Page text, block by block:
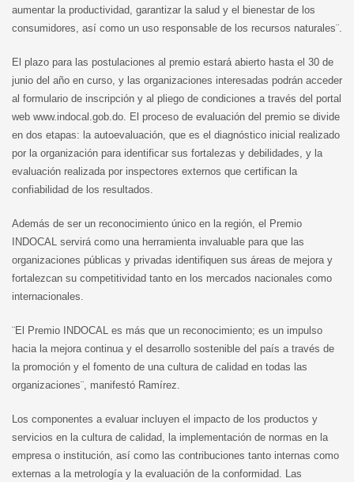
aumentar la productividad, garantizar la salud y el bienestar de los
consumidores, así como un uso responsable de los recursos naturales¨.
El plazo para las postulaciones al premio estará abierto hasta el 30 de
junio del año en curso, y las organizaciones interesadas podrán acceder
al formulario de inscripción y al pliego de condiciones a través del portal
web www.indocal.gob.do. El proceso de evaluación del premio se divide
en dos etapas: la autoevaluación, que es el diagnóstico inicial realizado
por la organización para identificar sus fortalezas y debilidades, y la
evaluación realizada por inspectores externos que certifican la
confiabilidad de los resultados.
Además de ser un reconocimiento único en la región, el Premio
INDOCAL servirá como una herramienta invaluable para que las
organizaciones públicas y privadas identifiquen sus áreas de mejora y
fortalezcan su competitividad tanto en los mercados nacionales como
internacionales.
¨El Premio INDOCAL es más que un reconocimiento; es un impulso
hacia la mejora continua y el desarrollo sostenible del país a través de
la promoción y el fomento de una cultura de calidad en todas las
organizaciones¨, manifestó Ramírez.
Los componentes a evaluar incluyen el impacto de los productos y
servicios en la cultura de calidad, la implementación de normas en la
empresa o institución, así como las contribuciones tanto internas como
externas a la metrología y la evaluación de la conformidad. Las